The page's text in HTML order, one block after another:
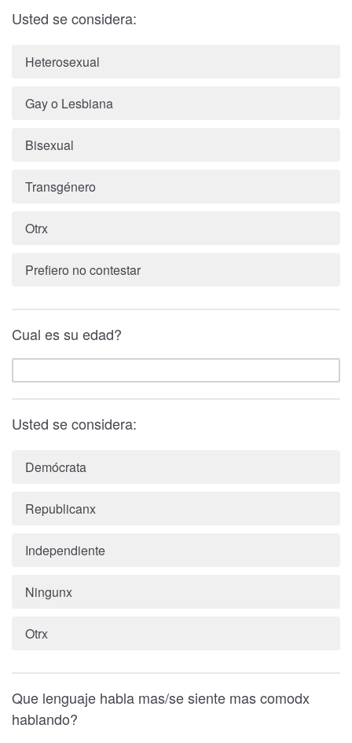
Usted se considera:
Heterosexual
Gay o Lesbiana
Bisexual
Transgénero
Otrx
Prefiero no contestar
Cual es su edad?
Usted se considera:
Demócrata
Republicanx
Independiente
Ningunx
Otrx
Que lenguaje habla mas/se siente mas comodx
hablando?